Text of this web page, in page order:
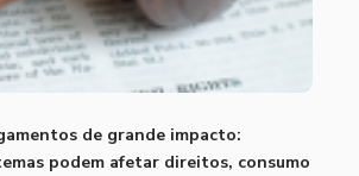
de grande impacto:
podem afetar direitos, consumo